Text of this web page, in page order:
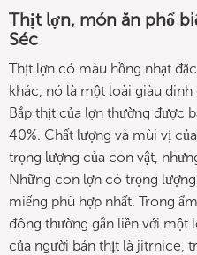
Thịt lợn, món ăn phổ
Séc
Thịt lợn có màu hồng nhạt
khác, nó là một loài giàu
Bắp thịt của lợn thường được
40%. Chất lượng và mùi vị
trọng lượng của con vật,
Những con lợn có trọng
miếng phù hợp nhất. Trong
đông thường gắn liền với một
của người bán thịt là jitrnice,